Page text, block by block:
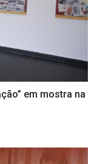
em mostra na